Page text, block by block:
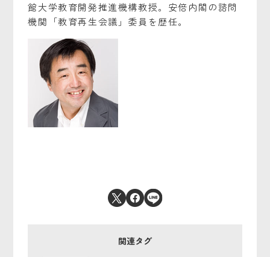
館大学教育開発推進機構教授。安倍内閣の諮問
機関「教育再生会議」委員を歴任。
関連タグ